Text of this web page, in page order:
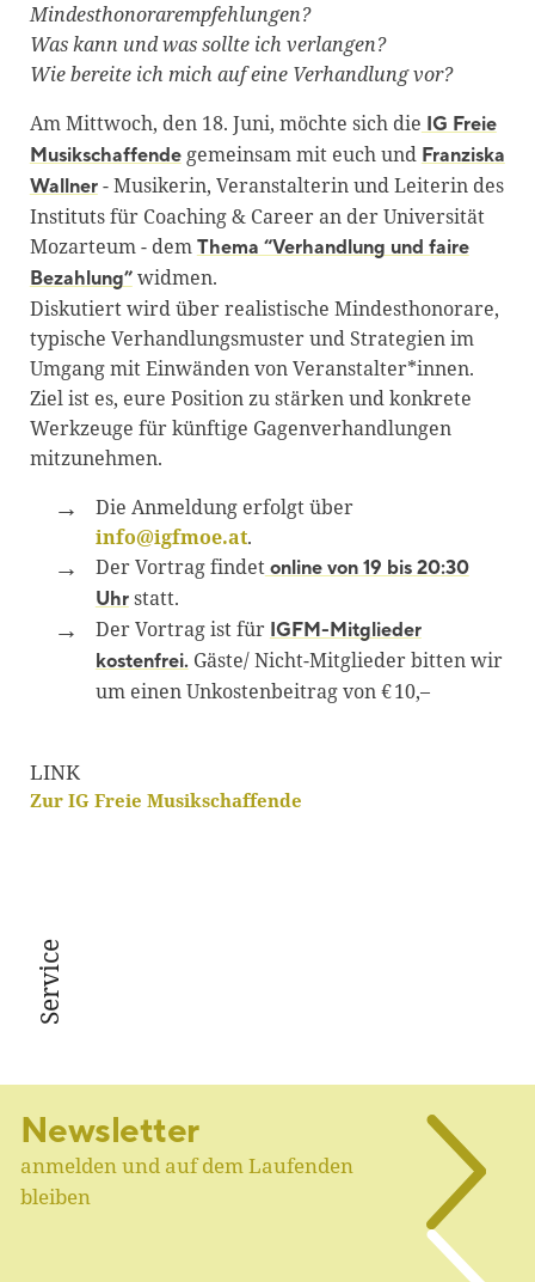
Mindesthonorarempfehlungen?
Was kann und was sollte ich verlangen?
Wie bereite ich mich auf eine Verhandlung vor?
Am Mittwoch, den 18. Juni, möchte sich die IG Freie
Musikschaffendegemeinsam mit euch und Franziska
Wallner- Musikerin, Veranstalterin und Leiterin des
Instituts für Coaching & Career an der Universität
Mozarteum - dem Thema “Verhandlung und faire
Bezahlung”widmen.
Diskutiert wird über realistische Mindesthonorare,
typische Verhandlungsmuster und Strategien im
Umgang mit Einwänden von Veranstalter*innen.
Ziel ist es, eure Position zu stärken und konkrete
Werkzeuge für künftige Gagenverhandlungen
mitzunehmen.
Die Anmeldung erfolgt über
info@igfmoe.at.
Der Vortrag findetonline von 19 bis 20:30
Uhrstatt.
Der Vortrag ist für IGFM-Mitglieder
kostenfrei.Gäste/ Nicht-Mitglieder bitten wir
um einen Unkostenbeitrag von € 10,–
LINK
Zur IG Freie Musikschaffende
Service
Newsletter
anmelden und auf dem Laufenden
bleiben